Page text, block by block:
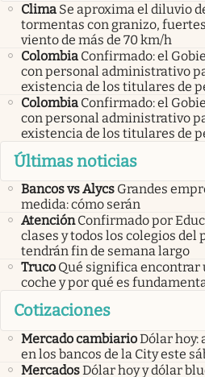
Clima Se aproxima el diluvio
tormentas con granizo,
viento de más de 70 km/h
Colombia Confirmado: el
con personal administrativo
existencia de los titulares de
Colombia Confirmado: el
con personal administrativo
existencia de los titulares de
Últimas noticias
Bancos vs Alycs Grandes
medida: cómo serán
Atención Confirmado por
clases y todos los colegios del
tendrán fin de semana largo
Truco Qué significa encontrar
coche y por qué es
Cotizaciones
Mercado cambiarioDólar hoy:
en los bancos de la City este
MercadosDólar hoy y dólar